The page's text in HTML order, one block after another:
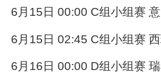
6月15日 00:00 C组小组赛
6月15日 02:45 C组小组赛
6月16日 00:00 D组小组赛